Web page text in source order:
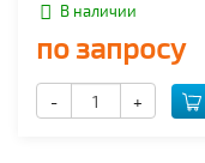
В наличии
по запросу
- +